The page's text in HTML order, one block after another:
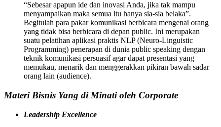
“Sebesar apapun ide dan inovasi Anda, jika tak mampu
menyampaikan maka semua itu hanya sia-sia belaka”.
Begitulah para pakar komunikasi berbicara mengenai orang
yang tidak bisa berbicara di depan public. Ini merupakan
suatu pelatihan aplikasi praktis NLP (Neuro-Linguistic
Programming) penerapan di dunia public speaking dengan
teknik komunikasi persuasif agar dapat presentasi yang
memukau, menarik dan menggerakkan pikiran bawah sadar
orang lain (audience).
Materi Bisnis Yang di Minati oleh Corporate
Leadership Excellence